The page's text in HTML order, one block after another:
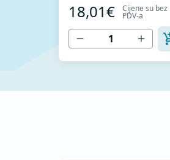
pocinkovanog lima DX51D
+ Z275 za hladno
oblikovanje. U skladu sa
standardima MEST EN
1506 I MEST EN 12237.
18,01€ Cijene su bez
PDV-a